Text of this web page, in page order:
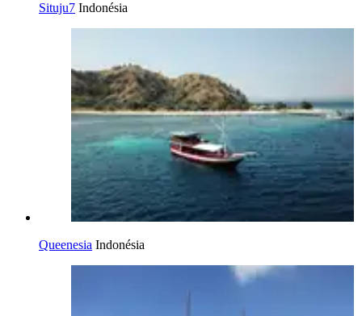
Situju7 Indonésia
Queenesia Indonésia